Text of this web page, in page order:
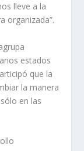
lleve a la
organizada”.
estados
que la
la manera
en las